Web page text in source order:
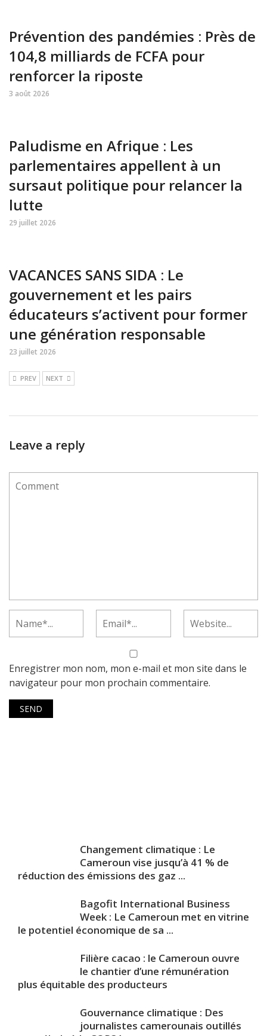
Prévention des pandémies : Près de
104,8 milliards de FCFA pour
renforcer la riposte
3 août 2026
Paludisme en Afrique : Les
parlementaires appellent à un
sursaut politique pour relancer la
lutte
29 juillet 2026
VACANCES SANS SIDA : Le
gouvernement et les pairs
éducateurs s’activent pour former
une génération responsable
23 juillet 2026
PREV NEXT
Leave a reply
Enregistrer mon nom, mon e-mail et mon site dans le
navigateur pour mon prochain commentaire.
Changement climatique : Le
Cameroun vise jusqu’à 41 % de
réduction des émissions des gaz ...
Bagofit International Business
Week : Le Cameroun met en vitrine
le potentiel économique de sa ...
Filière cacao : le Cameroun ouvre
le chantier d’une rémunération
plus équitable des producteurs
Gouvernance climatique : Des
journalistes camerounais outillés